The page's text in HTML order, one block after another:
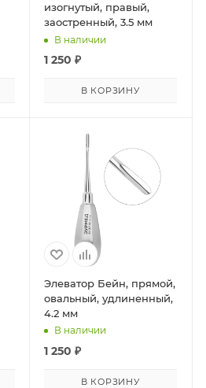
изогнутый, правый,
заостренный, 3.5 мм
В наличии
1 250 ₽
В КОРЗИНУ
Элеватор Бейн, прямой,
овальный, удлиненный,
4.2 мм
В наличии
1 250 ₽
В КОРЗИНУ